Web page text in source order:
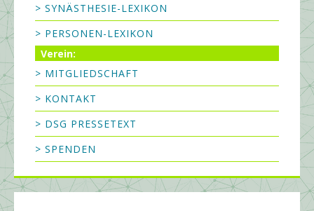
> SYNÄSTHESIE-LEXIKON
> PERSONEN-LEXIKON
Verein:
> MITGLIEDSCHAFT
> KONTAKT
> DSG PRESSETEXT
> SPENDEN